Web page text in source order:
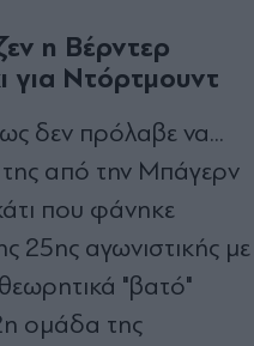
η Βέρντερ
για Ντόρτμουντ
δεν πρόλαβε να...
της από την Μπάγερν
που φάνηκε
25ης αγωνιστικής με
"βατό"
ομάδα της